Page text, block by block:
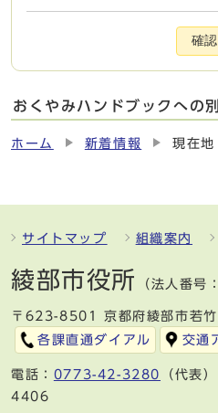
確認
おくやみハンドブックへの
ホーム 新着情報 現在地
サイトマップ 組織案内
綾部市役所 （法人番
〒623-8501 京都府綾部市若竹
各課直通ダイアル
交通
電話： 0773-42-3280
（代表
4406